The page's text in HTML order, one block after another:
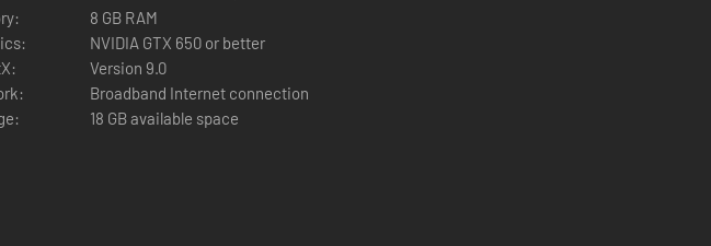
8 GB RAM
NVIDIA GTX 650 or better
Version 9.0
Broadband Internet connection
18 GB available space